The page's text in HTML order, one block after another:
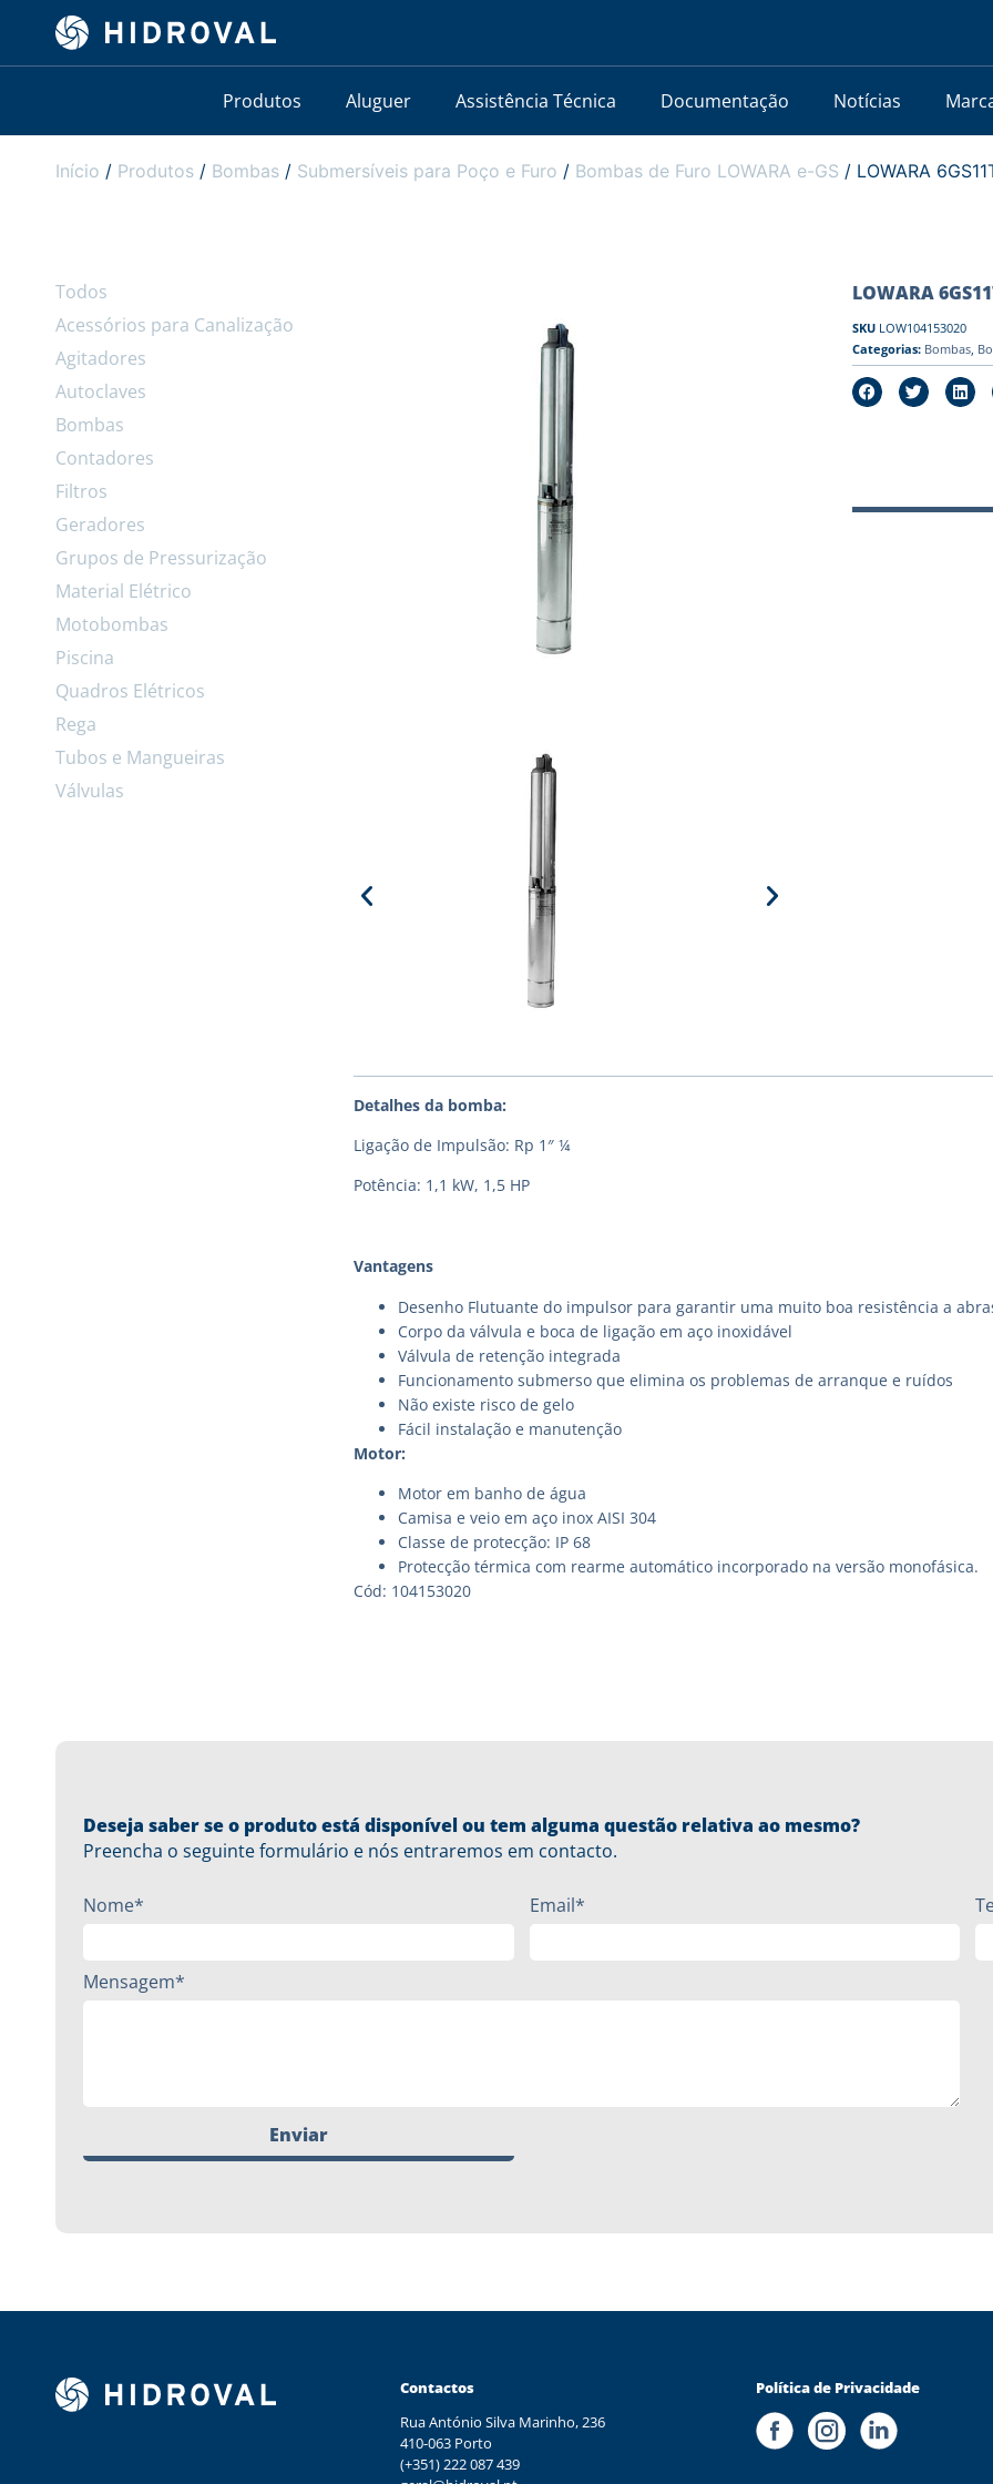
Produtos Aluguer Assistência Técnica Documentação Notícias
Início / Produtos / Bombas / Submersíveis para Poço e Furo / Bombas de Furo LOWARA e-GS / LOWARA
Todos
Acessórios para Canalização
Agitadores
Autoclaves
Bombas
Contadores
Filtros
Geradores
Grupos de Pressurização
Material Elétrico
Motobombas
Piscina
Quadros Elétricos
Rega
Tubos e Mangueiras
Válvulas
LOWARA
SKU LOW104153020
Categorias: Bombas,
Detalhes da bomba:
Ligação de Impulsão: Rp 1″ ¼
Potência: 1,1 kW, 1,5 HP
Vantagens
Desenho Flutuante do impulsor para garantir uma muito boa resistência a
Corpo da válvula e boca de ligação em aço inoxidável
Válvula de retenção integrada
Funcionamento submerso que elimina os problemas de arranque e ruídos
Não existe risco de gelo
Fácil instalação e manutenção
Motor:
Motor em banho de água
Camisa e veio em aço inox AISI 304
Classe de protecção: IP 68
Protecção térmica com rearme automático incorporado na versão monofásica.
Cód: 104153020
Deseja saber se o produto está disponível ou tem alguma questão relativa ao mesmo?
Preencha o seguinte formulário e nós entraremos em contacto.
Nome* Email*
Mensagem*
Enviar
Contactos
Rua António Silva Marinho, 236
410-063 Porto
(+351) 222 087 439
Política de Privacidade